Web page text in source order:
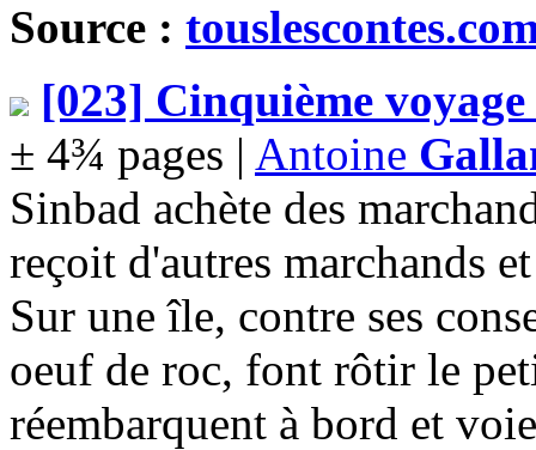
Source :
[023] Cinquième
± 4¾ pages | Antoine
Sinbad achète des
reçoit d'autres marchands
Sur une île, contre ses
oeuf de roc, font rôtir le
réembarquent à bord et